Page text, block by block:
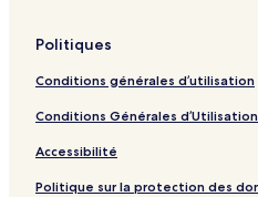
1
Politiques
Conditions générales d’utilisation
Conditions Générales
Accessibilité
Politique sur la protection des